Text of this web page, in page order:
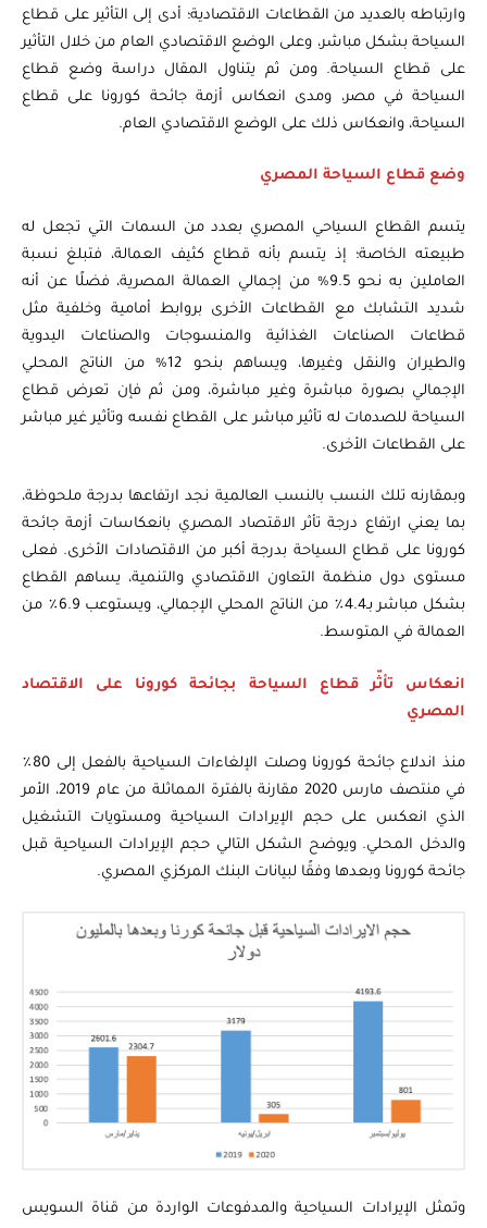
وارتباطه بالعديد من القطاعات الاقتصادية؛ أدى إلى التأثير على قطاع
السياحة بشكل مباشر، وعلى الوضع الاقتصادي العام من خلال التأثير
على قطاع السياحة. ومن ثم يتناول المقال دراسة وضع قطاع
السياحة في مصر، ومدى انعكاس أزمة جائحة كورونا على قطاع
السياحة، وانعكاس ذلك على الوضع الاقتصادي العام.
وضع قطاع السياحة المصري
يتسم القطاع السياحي المصري بعدد من السمات التي تجعل له
طبيعته الخاصة؛ إذ يتسم بأنه قطاع كثيف العمالة، فتبلغ نسبة
العاملين به نحو 9.5% من إجمالي العمالة المصرية، فضلًا عن أنه
شديد التشابك مع القطاعات الأخرى بروابط أمامية وخلفية مثل
قطاعات الصناعات الغذائية والمنسوجات والصناعات اليدوية
والطيران والنقل وغيرها، ويساهم بنحو 12% من الناتج المحلي
الإجمالي بصورة مباشرة وغير مباشرة، ومن ثم فإن تعرض قطاع
السياحة للصدمات له تأثير مباشر على القطاع نفسه وتأثير غير مباشر
على القطاعات الأخرى.
وبمقارنه تلك النسب بالنسب العالمية نجد ارتفاعها بدرجة ملحوظة،
بما يعني ارتفاع درجة تأثر الاقتصاد المصري بانعكاسات أزمة جائحة
كورونا على قطاع السياحة بدرجة أكبر من الاقتصادات الأخرى. فعلى
مستوى دول منظمة التعاون الاقتصادي والتنمية، يساهم القطاع
بشكل مباشر بـ4.4٪ من الناتج المحلي الإجمالي، ويستوعب 6.9٪ من
العمالة في المتوسط.
انعكاس تأثّر قطاع السياحة بجائحة كورونا على الاقتصاد
المصري
منذ اندلاع جائحة كورونا وصلت الإلغاءات السياحية بالفعل إلى 80٪
في منتصف مارس 2020 مقارنة بالفترة المماثلة من عام 2019، الأمر
الذي انعكس على حجم الإيرادات السياحية ومستويات التشغيل
والدخل المحلي. ويوضح الشكل التالي حجم الإيرادات السياحية قبل
جائحة كورونا وبعدها وفقًا لبيانات البنك المركزي المصري.
وتمثل الإيرادات السياحية والمدفوعات الواردة من قناة السويس